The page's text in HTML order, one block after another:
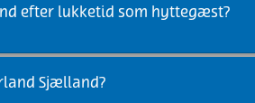
efter lukketid som hyttegæst?
Sjælland?